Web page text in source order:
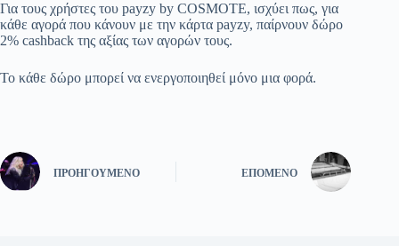
Για τους χρήστες του payzy by COSMOTE, ισχύει πως, για
κάθε αγορά που κάνουν με την κάρτα payzy, παίρνουν δώρο
2% cashback της αξίας των αγορών τους.
Το κάθε δώρο μπορεί να ενεργοποιηθεί μόνο μια φορά.
ΠΡΟΗΓΟΎΜΕΝΟ ΕΠΌΜΕΝΟ